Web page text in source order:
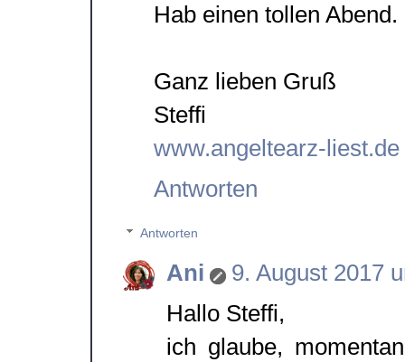
Hab einen tollen Abend.
Ganz lieben Gruß
Steffi
www.angeltearz-liest.de
Antworten
Antworten
Ani
9. August 2017
Hallo Steffi,
ich glaube,